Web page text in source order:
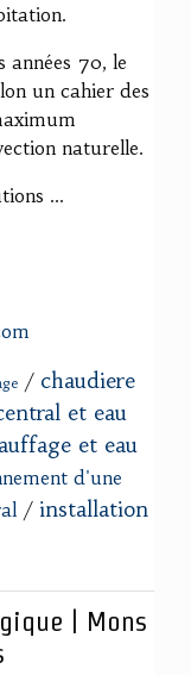
années 70, le
un cahier des
naturelle.
...
/ chaudiere
et eau
et eau
d'une
/ installation
| Mons